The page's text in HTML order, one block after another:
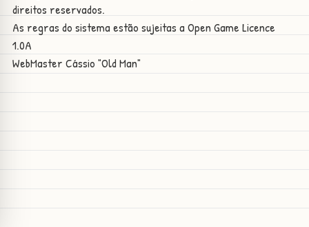
direitos reservados.
As regras do sistema estão sujeitas a Open Game Licence
1.0A
WebMaster Cássio "Old Man"